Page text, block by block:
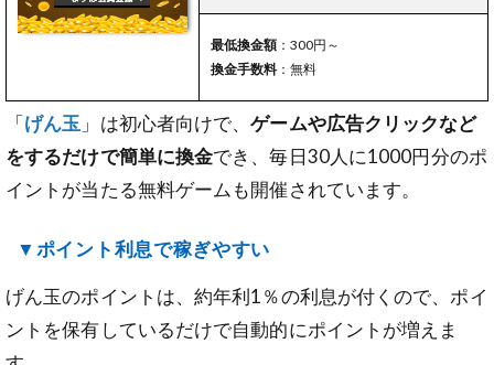
最低換金額 ：300円～
換金手数料 ：無料
「げん玉 」は初心者向けで、ゲームや広告クリックなど
をするだけで簡単に換金でき、毎日30人に1000円分のポ
イントが当たる無料ゲームも開催されています。
▼ポイント利息で稼ぎやすい
げん玉のポイントは、約年利1％の利息が付くので、ポイ
ントを保有しているだけで自動的にポイントが増えま